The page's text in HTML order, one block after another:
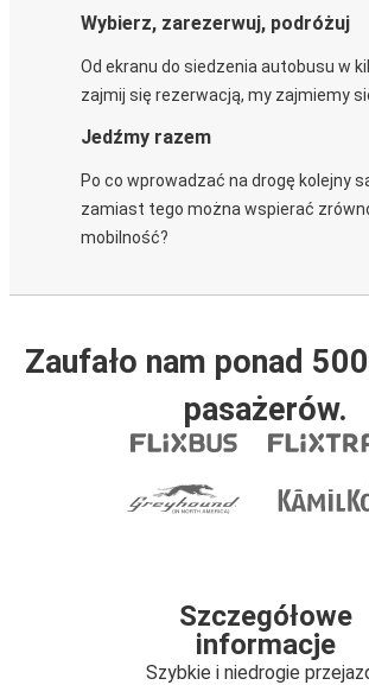
Wybierz, zarezerwuj, podróżuj
Od ekranu do siedzenia autobusu w
zajmij się rezerwacją, my zajmiemy
Jedźmy razem
Po co wprowadzać na drogę kolejny
zamiast tego można wspierać
mobilność?
Zaufało nam ponad
pasażerów.
Szczegółowe
informacje
Szybkie i niedrogie